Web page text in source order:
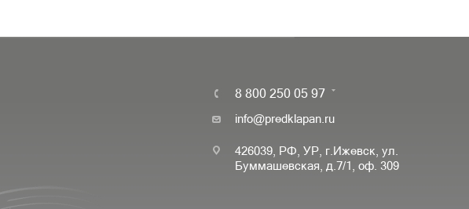
8 800 250 05 97
info@predklapan.ru
426039, РФ, УР, г.Ижевск, ул.
Буммашевская, д.7/1, оф. 309